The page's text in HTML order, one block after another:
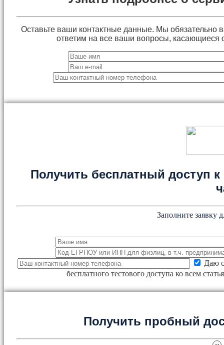
Оставьте ваши контактные данные. Мы обязательно
ответим на все ваши вопросы, касающиеся
Получить бесплатный доступ к
Заполните заявку
Даю
бесплатного тестового доступа ко всем
Получить пробный